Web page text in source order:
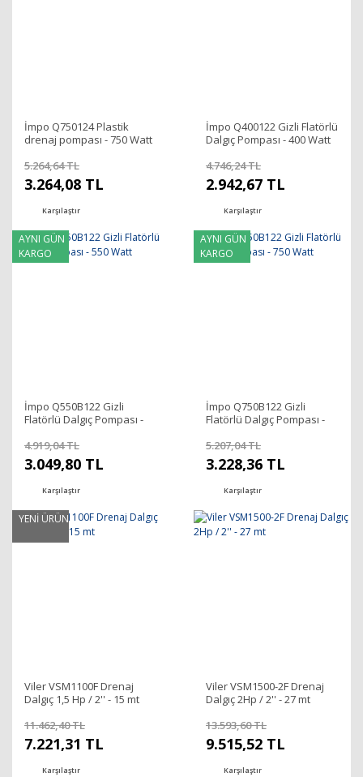
İmpo Q750124 Plastik
drenaj pompası - 750 Watt
5.264,64 TL
3.264,08 TL
Karşılaştır
İmpo Q400122 Gizli Flatörlü
Dalgıç Pompası - 400 Watt
4.746,24 TL
2.942,67 TL
Karşılaştır
AYNI GÜN
KARGO
İmpo Q550B122 Gizli
Flatörlü Dalgıç Pompası -
4.919,04 TL
3.049,80 TL
Karşılaştır
AYNI GÜN
KARGO
İmpo Q750B122 Gizli
Flatörlü Dalgıç Pompası -
5.207,04 TL
3.228,36 TL
Karşılaştır
YENİ ÜRÜN
Viler VSM1100F Drenaj
Dalgıç 1,5 Hp / 2'' - 15 mt
11.462,40 TL
7.221,31 TL
Karşılaştır
Viler VSM1500-2F Drenaj
Dalgıç 2Hp / 2'' - 27 mt
13.593,60 TL
9.515,52 TL
Karşılaştır